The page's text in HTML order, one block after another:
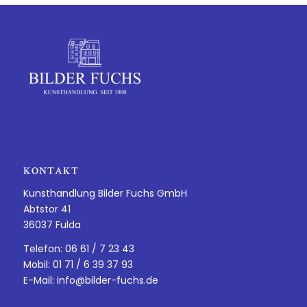
KONTAKT
Kunsthandlung Bilder Fuchs GmbH
Abtstor 41
36037 Fulda
Telefon: 06 61 / 7 23 43
Mobil: 01 71 / 6 39 37 93
E-Mail: info@bilder-fuchs.de